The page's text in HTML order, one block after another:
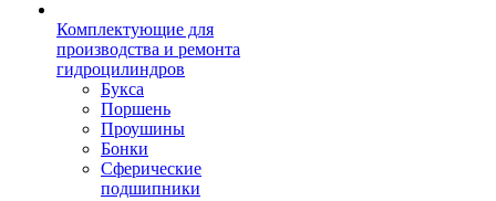
Комплектующие для
производства и ремонта
гидроцилиндров
Букса
Поршень
Проушины
Бонки
Сферические
подшипники